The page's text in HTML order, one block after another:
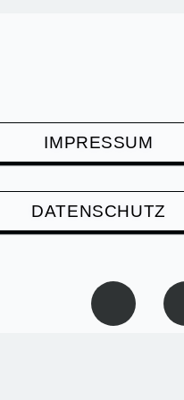
IMPRESSUM
DATENSCHUTZ